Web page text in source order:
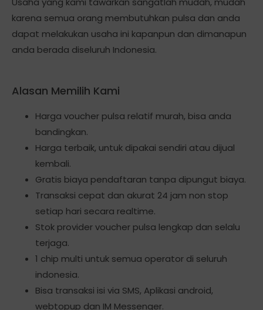
karena semua orang membutuhkan pulsa dan anda
dapat melakukan usaha ini kapanpun dan dimanapun
anda berada diseluruh Indonesia.
Alasan Memilih Kami
Harga voucher pulsa relatif murah, bisa anda
bandingkan.
Harga terbaik, untuk dipakai sendiri atau dijual
kembali.
Gratis biaya pendaftaran tanpa dipungut biaya.
Transaksi cepat dan akurat 24 jam non stop
setiap hari secara realtime.
Stok provider voucher pulsa lengkap dan selalu
terjaga.
1 chip multi untuk semua operator di seluruh
indonesia.
Bisa transaksi isi via SMS, Aplikasi android,
webtopup dan IM Messenger.